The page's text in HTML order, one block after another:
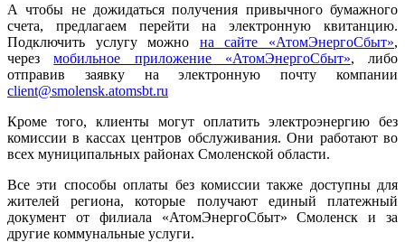
А чтобы не дожидаться получения привычного бумажного
счета, предлагаем перейти на электронную квитанцию.
Подключить услугу можно на сайте «АтомЭнергоСбыт»,
черезмобильное приложение «АтомЭнергоСбыт», либо
отправив заявку на электронную почту компании
client@smolensk.atomsbt.ru
Кроме того, клиенты могут оплатить электроэнергию без
комиссии в кассах центров обслуживания. Они работают во
всех муниципальных районах Смоленской области.
Все эти способы оплаты без комиссии также доступны для
жителей региона, которые получают единый платежный
документ от филиала «АтомЭнергоСбыт» Смоленск и за
другие коммунальные услуги.